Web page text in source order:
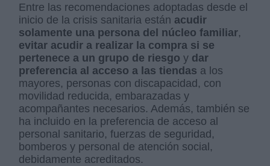
Entre las recomendaciones adoptadas desde el
inicio de la crisis sanitaria están acudir
solamente una persona del núcleo familiar,
evitar acudir a realizar la compra si se
pertenece a un grupo de riesgo y dar
preferencia al acceso a las tiendas a los
mayores, personas con discapacidad, con
movilidad reducida, embarazadas y
acompañantes necesarios. Además, también se
ha incluido en la preferencia de acceso al
personal sanitario, fuerzas de seguridad,
bomberos y personal de atención social,
debidamente acreditados.